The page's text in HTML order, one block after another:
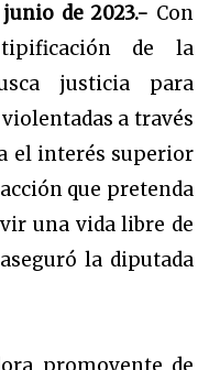
de 2023.- Con
de la
justicia para
a través
el interés superior
que pretenda
una vida libre de
la diputada